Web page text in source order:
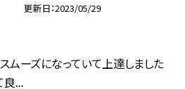
更新日 2023/05/29
ムーズになっていて上達しました
良...